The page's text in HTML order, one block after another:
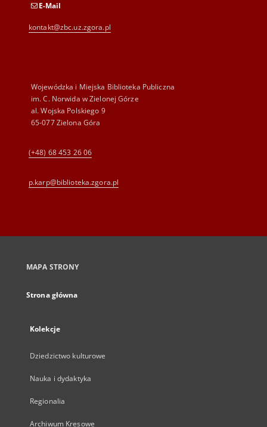
E-Mail
kontakt@zbc.uz.zgora.pl
Wojewódzka i Miejska Biblioteka Publiczna
im. C. Norwida w Zielonej Górze
al. Wojska Polskiego 9
65-077 Zielona Góra
(+48) 68 453 26 06
p.karp@biblioteka.zgora.pl
MAPA STRONY
Strona główna
Kolekcje
Dziedzictwo kulturowe
Nauka i dydaktyka
Regionalia
Archiwum Kresowe